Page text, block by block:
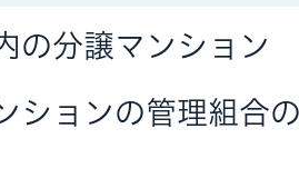
の分譲マンション
ションの管理組合